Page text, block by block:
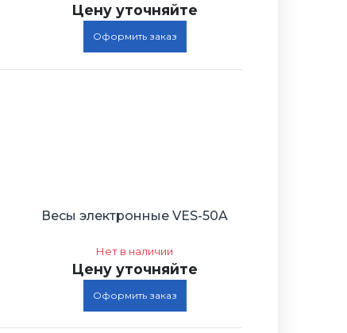
Цену уточняйте
Оформить заказ
Весы электронные VES-50A
Нет в наличии
Цену уточняйте
Оформить заказ